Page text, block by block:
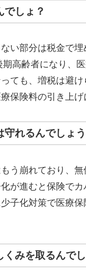
でしょ？
い部分は税金で
高齢者になり、
ても、増税は避
保険料の引き上げ
れるんでしょ
う崩れており、
が進むと保険で
子化対策で医療
みを取るんで